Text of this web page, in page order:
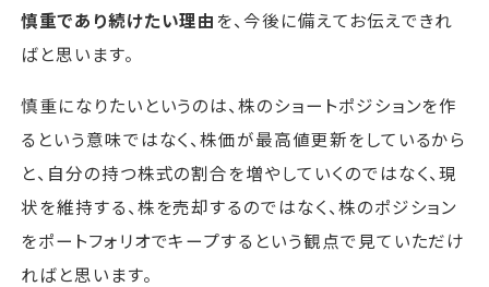
慎重であり続けたい理由 を、今後に備えてお伝えできれ
ばと思います。
慎重になりたいというのは、株のショートポジションを作
るという意味ではなく、株価が最高値更新をしているから
と、自分の持つ株式の割合を増やしていくのではなく、現
状を維持する、株を売却するのではなく、株のポジション
をポートフォリオでキープするという観点で見ていただけ
ればと思います。